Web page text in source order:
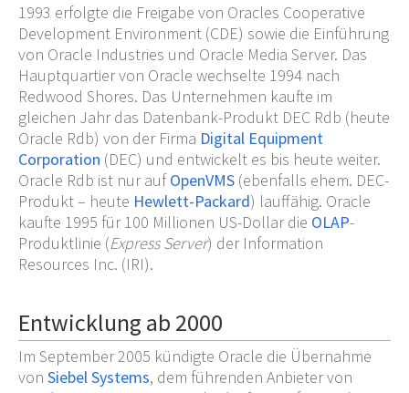
1993 erfolgte die Freigabe von Oracles Cooperative
Development Environment (CDE) sowie die Einführung
von Oracle Industries und Oracle Media Server. Das
Hauptquartier von Oracle wechselte 1994 nach
Redwood Shores. Das Unternehmen kaufte im
gleichen Jahr das Datenbank-Produkt DEC Rdb (heute
Oracle Rdb) von der Firma Digital Equipment
Corporation (DEC) und entwickelt es bis heute weiter.
Oracle Rdb ist nur aufOpenVMS (ebenfalls ehem. DEC-
Produkt – heute Hewlett-Packard) lauffähig. Oracle
kaufte 1995 für 100 Millionen US-Dollar die OLAP-
Produktlinie (Express Server) der Information
Resources Inc. (IRI).
Entwicklung ab 2000
Im September 2005 kündigte Oracle die Übernahme
von Siebel Systems, dem führenden Anbieter von